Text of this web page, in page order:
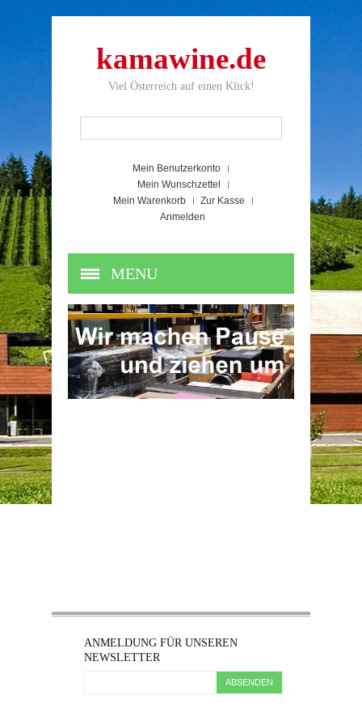
kamawine.de
Viel Österreich auf einen Klick!
Mein Benutzerkonto
Mein Wunschzettel
Mein Warenkorb
Zur Kasse
Anmelden
MENU
ANMELDUNG FÜR UNSEREN
NEWSLETTER
ABSENDEN